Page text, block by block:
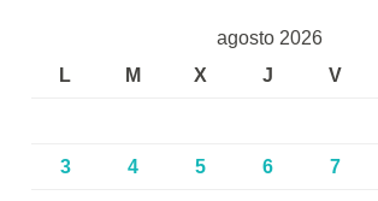
agosto 2026
L
M X J V
3 4 5 6 7